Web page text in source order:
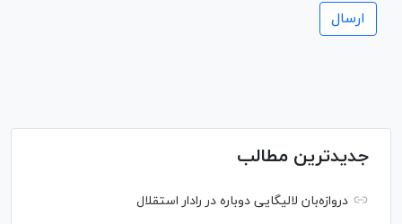
جدیدترین مطالب
دروازه‌بان لالیگایی دوباره در رادار استقلال